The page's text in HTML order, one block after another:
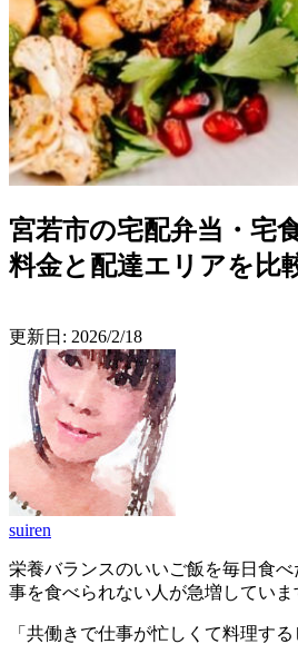
宮若市の宅配弁当・宅
料金と配達エリアを比
更新日: 2026/2/18
suiren
栄養バランスのいいご飯を毎日食
事を食べられない人が急増していま
「共働きで仕事が忙しくて料理する